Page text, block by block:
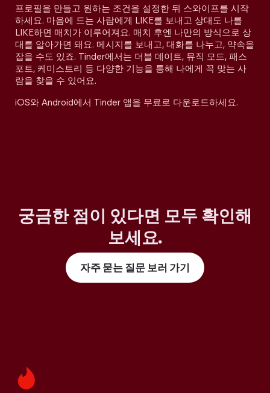
프로필을 만들고 원하는 조건을 설정한 뒤 스와이프를 시작
하세요. 마음에 드는 사람에게 LIKE를 보내고 상대도 나를
LIKE하면 매치가 이루어져요. 매치 후엔 나만의 방식으로 상
대를 알아가면 돼요. 메시지를 보내고, 대화를 나누고, 약속을
잡을 수도 있죠. Tinder에서는 더블 데이트, 뮤직 모드, 패스
포트, 케미스트리 등 다양한 기능을 통해 나에게 꼭 맞는 사
람을 찾을 수 있어요.
iOS와 Android에서 Tinder 앱을 무료로 다운로드하세요.
궁금한 점이 있다면 모두 확인해
보세요.
자주 묻는 질문 보러 가기